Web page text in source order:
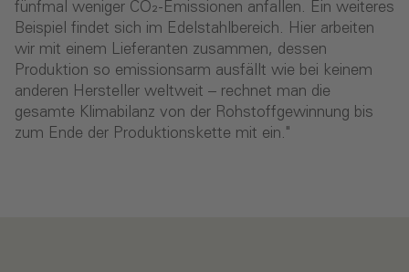
fünfmal weniger CO₂-Emissionen anfallen. Ein weiteres
Beispiel findet sich im Edelstahlbereich. Hier arbeiten
wir mit einem Lieferanten zusammen, dessen
Produktion so emissionsarm ausfällt wie bei keinem
anderen Hersteller weltweit – rechnet man die
gesamte Klimabilanz von der Rohstoffgewinnung bis
zum Ende der Produktionskette mit ein."